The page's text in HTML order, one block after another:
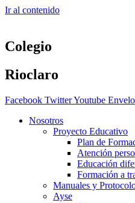
Ir al contenido
Colegio
Rioclaro
Facebook TwitterYoutube
Nosotros
Proyecto Educativo
Plan de
Atención
Educación
Formación a
Manuales y
Ayse